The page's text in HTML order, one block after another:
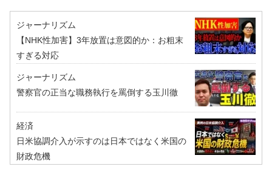
ジャーナリズム
【NHK性加害】3年放置は意図的か：お粗末
すぎる対応
ジャーナリズム
警察官の正当な職務執行を罵倒する玉川徹
経済
日米協調介入が示すのは日本ではなく米国の
財政危機